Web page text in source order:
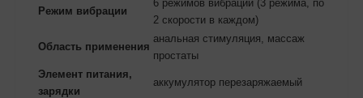
Режим вибрации
6 режимов вибрации (3 режима, по
2 скорости в каждом)
Область применения
анальная стимуляция, массаж
простаты
Элемент питания,
зарядки
аккумулятор перезаряжаемый